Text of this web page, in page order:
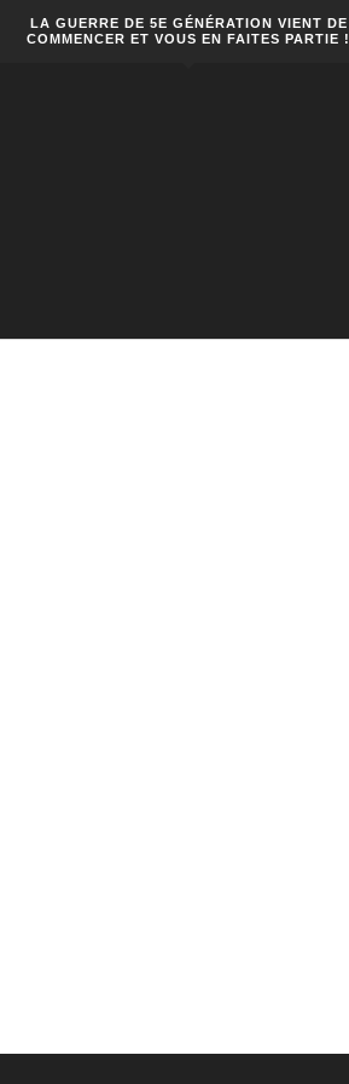
LA GUERRE DE 5E GÉNÉRATION VIENT DE
COMMENCER ET VOUS EN FAITES PARTIE !